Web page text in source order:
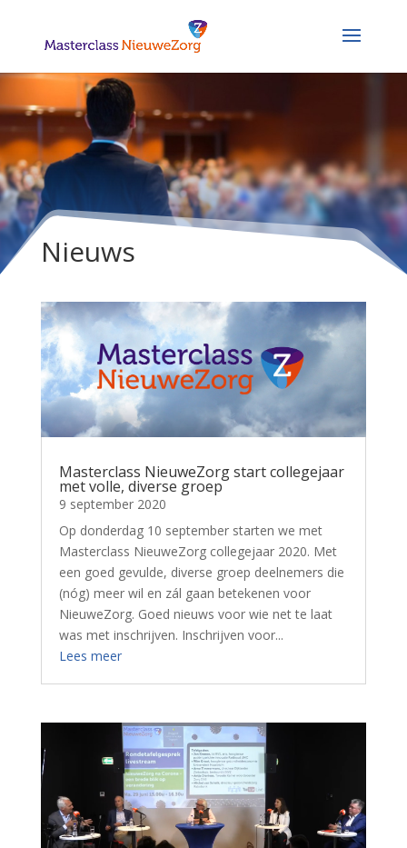
Nieuws
Masterclass NieuweZorg start collegejaar
met volle, diverse groep
9 september 2020
Op donderdag 10 september starten we met
Masterclass NieuweZorg collegejaar 2020. Met
een goed gevulde, diverse groep deelnemers die
(nóg) meer wil en zál gaan betekenen voor
NieuweZorg. Goed nieuws voor wie net te laat
was met inschrijven. Inschrijven voor...
Lees meer